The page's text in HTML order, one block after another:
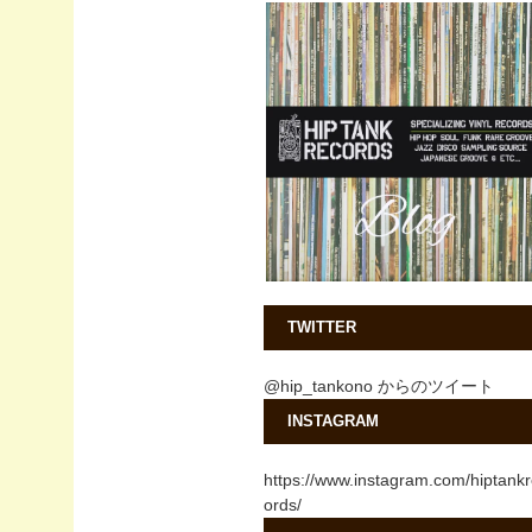
TWITTER
@hip_tankono からのツイート
INSTAGRAM
https://www.instagram.com/
ords/